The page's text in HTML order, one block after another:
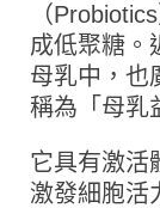
（
成低聚糖。
母乳中，也
稱為「母乳
它具有激活
激發細胞活